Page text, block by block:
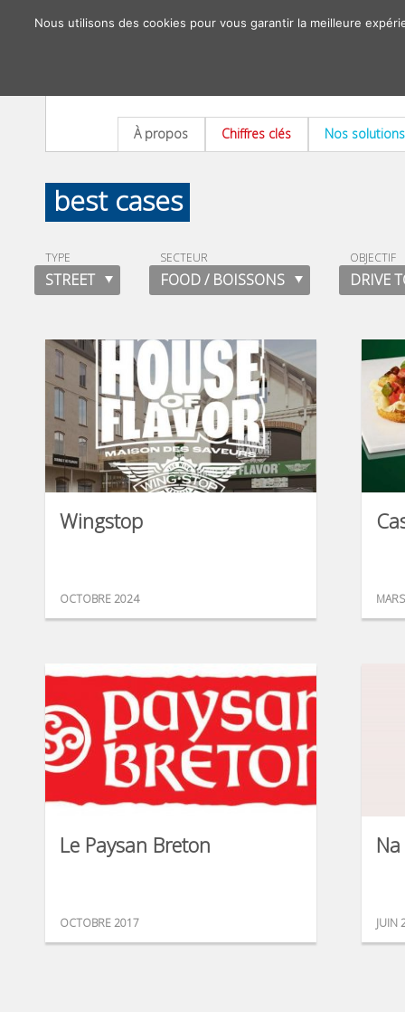
À propos Chiffres clés Nos solutions
best cases
TYPE
STREET
SECTEUR
FOOD / BOISSONS
OBJECTIF
DRIVE
Wingstop
OCTOBRE 2024
Le Paysan Breton
OCTOBRE 2017 JUIN
Nous utilisons des cookies pour vous garantir la meilleure